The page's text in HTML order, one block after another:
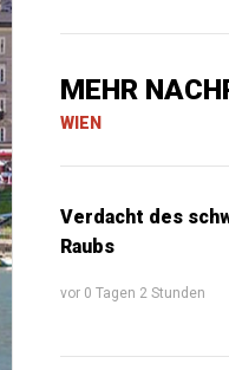
MEHR
WIEN
Verdacht des
Raubs
vor 0 Tagen 2 Stunden